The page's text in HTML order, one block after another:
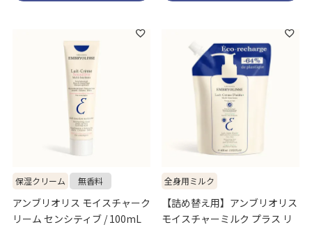
保湿クリーム 無香料
アンブリオリス モイスチャーク
リーム センシティブ / 100mL
全身用ミルク
【詰め替え用】アンブリオリス
モイスチャーミルク プラス リ